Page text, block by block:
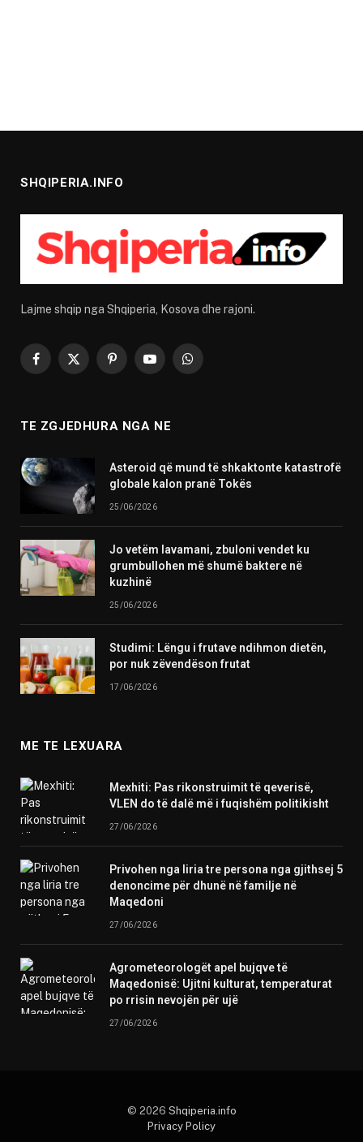
SHQIPERIA.INFO
Lajme shqip nga Shqiperia, Kosova dhe rajoni.
Facebook
X
PinterestYouTubeWhatsApp
TE ZGJEDHURA NGA NE
Asteroid që mund të shkaktonte katastrofë
globale kalon pranë Tokës
25/06/2026
Jo vetëm lavamani, zbuloni vendet ku
grumbullohen më shumë baktere në
kuzhinë
25/06/2026
Studimi: Lëngu i frutave ndihmon dietën,
por nuk zëvendëson frutat
17/06/2026
ME TE LEXUARA
Mexhiti: Pas rikonstruimit të qeverisë,
VLEN do të dalë më i fuqishëm politikisht
27/06/2026
Privohen nga liria tre persona nga gjithsej 5
denoncime për dhunë në familje në
Maqedoni
27/06/2026
Agrometeorologët apel bujqve të
Maqedonisë: Ujitni kulturat, temperaturat
po rrisin nevojën për ujë
27/06/2026
© 2026 Shqiperia.info
Privacy Policy